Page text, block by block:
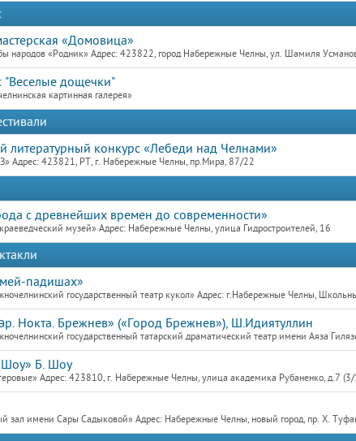
«Домовица»
народов «Родник» Адрес: 423822, город Набережные Челны, ул. Шамиля
"Веселые дощечки"
картинная галерея»
литературный конкурс «Лебеди над Челнами»
Адрес: 423821, РТ, г. Набережные Челны, пр.Мира, 87/22
с древнейших времен до современности»
музей» Адрес: Набережные Челны, улица Гидростроителей, 16
падишах»
государственный театр кукол» Адрес: г.Набережные Челны,
Нокта. Брежнев» («Город Брежнев»), Ш.Идиятуллин
государственный татарский драматический театр имени Аяза
Б. Шоу
Адрес: 423810, г. Набережные Челны, улица академика Рубаненко, д.7
зал имени Сары Садыковой» Адрес: Набережные Челны, новый город, пр. Х.